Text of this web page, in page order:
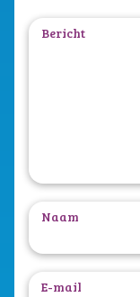
Bericht
Naam
E-mail